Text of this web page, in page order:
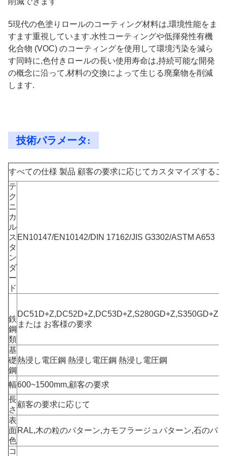
5現代の色塗りロールのコーティング材料は,環境性能をま
すます重視しています.水性コーティングや低揮発性有機
化合物 (VOC) のコーティングを使用して環境汚染を減ら
す同時に,色付きロールの長い使用寿命は,持続可能な開発
の概念に沿って,材料の交換によって生じる廃棄物を削減
します.
技術パラメータ:
すべての仕様 製品 顧客の要求に応じてカスタマイズするこ
テ
ク
ニ
カ
ル
ス
タ
ン
ダ
ー
ド
EN10147/EN10142/DIN 17162/JIS G3302/ASTM A653
鉄
鋼
類
または お客様の要求
基
礎
鋼
熱浸し電圧鋼 熱浸し電圧鋼 熱浸し電圧鋼
幅600~1500mm,顧客の要求
長
さ
顧客の要求に応じて
表
面
色
RAL,木の粒のパターン,カモフラージュパターン,石のパ
コ